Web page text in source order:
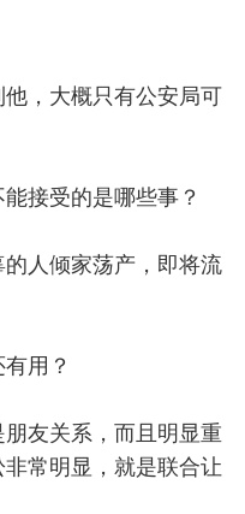
，大概只有公安局可
接受的是哪些事？
人倾家荡产，即将流
用？
友关系，而且明显重
常明显，就是联合让